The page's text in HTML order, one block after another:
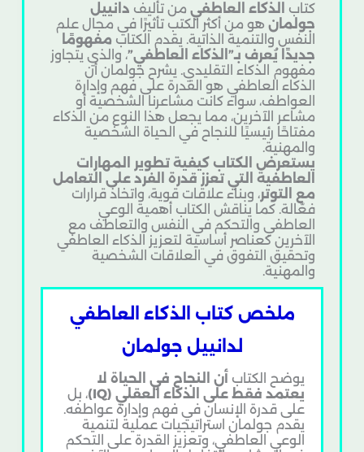
كتاب الذكاء العاطفيمن تأليف دانييل
جولمانهو من أكثر الكتب تأثيرًا في مجال علم
النفس والتنمية الذاتية. يقدم الكتاب مفهومًا
جديدًا يُعرف بـ”الذكاء العاطفي”، والذي يتجاوز
مفهوم الذكاء التقليدي. يشرح جولمان أن
الذكاء العاطفي هو القدرة على فهم وإدارة
العواطف، سواء كانت مشاعرنا الشخصية أو
مشاعر الآخرين، مما يجعل هذا النوع من الذكاء
مفتاحًا رئيسيًا للنجاح في الحياة الشخصية
والمهنية.
يستعرض الكتاب كيفية تطوير المهارات
العاطفية التي تعزز قدرة الفرد على التعامل
مع التوتر، وبناء علاقات قوية، واتخاذ قرارات
فعّالة. كما يناقش الكتاب أهمية الوعي
العاطفي والتحكم في النفس والتعاطف مع
الآخرين كعناصر أساسية لتعزيز الذكاء العاطفي
وتحقيق التفوق في العلاقات الشخصية
والمهنية.
ملخص كتاب الذكاء العاطفي
لدانييل جولمان
يوضح الكتاب أن النجاح في الحياة لا
يعتمد فقط على الذكاء العقلي (IQ)
، بل
على قدرة الإنسان في فهم وإدارة عواطفه.
يقدم جولمان استراتيجيات عملية لتنمية
الوعي العاطفي، وتعزيز القدرة على التحكم